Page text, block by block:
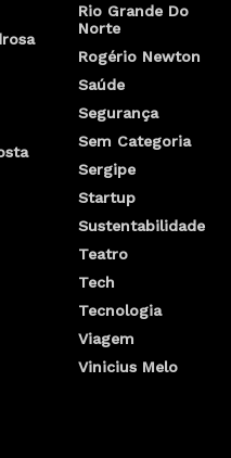
Rio Grande Do
Norte
Rogério Newton
Saúde
Segurança
Sem Categoria
Sergipe
Startup
Sustentabilidade
Teatro
Tech
Tecnologia
Viagem
Vinicius Melo